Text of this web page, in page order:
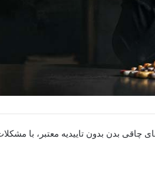
چاقی بدن بدون تاییدیه معتبر، با